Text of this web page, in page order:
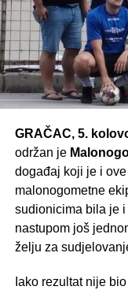
GRAČAC, 5.
održan je
događaj koji je i
malonogometne
sudionicima bila je
nastupom još
želju za
Iako rezultat nije